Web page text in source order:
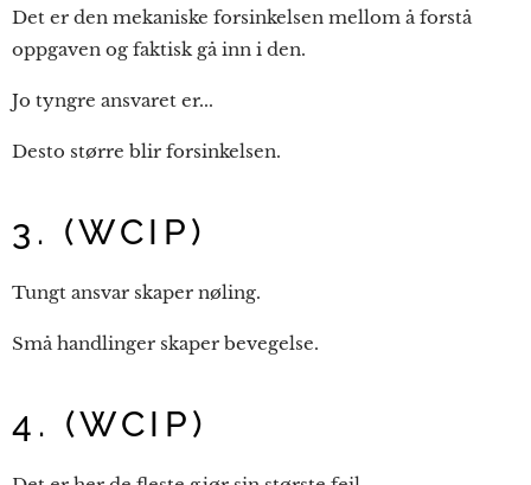
Det er den mekaniske forsinkelsen mellom å forstå
oppgaven og faktisk gå inn i den.
Jo tyngre ansvaret er...
Desto større blir forsinkelsen.
3. (WCIP)
Tungt ansvar skaper nøling.
Små handlinger skaper bevegelse.
4. (WCIP)